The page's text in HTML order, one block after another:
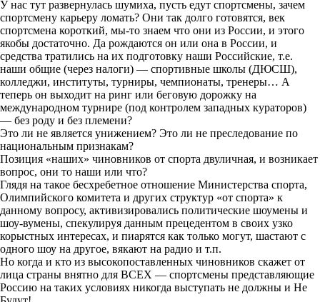
У нас тут развернулась шумиха, пусть едут спортсмены, зачем
спортсмену карьеру ломать? Они так долго готовятся, век
спортсмена короткий, мы-то знаем что они из России, и этого
якобы достаточно. Да рождаются он или она в России, и
средства тратились на их подготовку наши Российские, т.е.
наши общие (через налоги) — спортивные школы (ДЮСШ),
колледжи, институты, турниры, чемпионаты, тренеры… А
теперь он выходит на ринг или беговую дорожку на
международном турнире (под контролем западных кураторов)
— без роду и без племени?
Это ли не является унижением? Это ли не преследование по
национальным признакам?
Позиция «наших» чиновников от спорта двуличная, и возникает
вопрос, они то наши или что?
Глядя на такое бесхребетное отношение Министерства спорта,
Олимпийского комитета и других структур «от спорта» к
данному вопросу, активизировались политические шоумены и
шоу-вумены, спекулируя данным прецедентом в своих узко
корыстных интересах, и пиарятся как только могут, шастают с
одного шоу на другое, вякают на радио и т.п.
Но когда и кто из высокопоставленных чиновников скажет от
лица страны внятно для ВСЕХ — спортсмены представляющие
Россию на таких условиях никогда выступать не должны и Не